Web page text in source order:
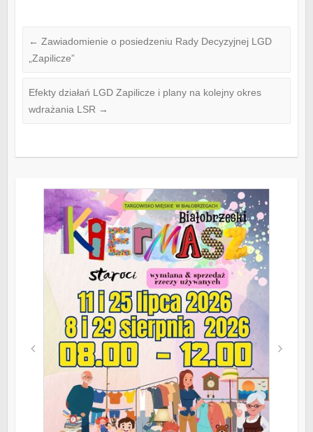
← Zawiadomienie o posiedzeniu Rady Decyzyjnej LGD
„Zapilicze”
Efekty działań LGD Zapilicze i plany na kolejny okres
wdrażania LSR →